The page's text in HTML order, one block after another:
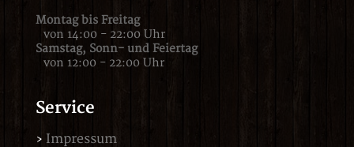
Montag bis Freitag
von 14:00 - 22:00 Uhr
Samstag, Sonn- und Feiertag
von 12:00 - 22:00 Uhr
Service
Impressum